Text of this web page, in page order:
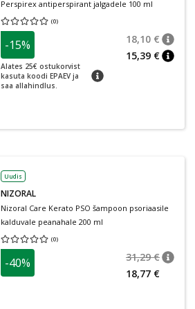
Perspirex antiperspirant jalgadele 100 ml
(0)
Keskmine hinnang 0.00
-15%
Alates 25€ ostukorvist
kasuta koodi EPAEV ja
saa allahindlus.
nõuanne
18,10 €
15,39 €
Uudis
NIZORAL
Nizoral Care Kerato PSO šampoon psoriaasile
kalduvale peanahale 200 ml
(0)
Keskmine hinnang 0.00
-40% 31,29 €
18,77 €